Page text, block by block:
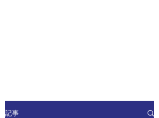
記事